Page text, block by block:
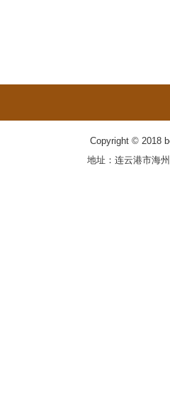
Copyright © 2018
地址：连云港市海